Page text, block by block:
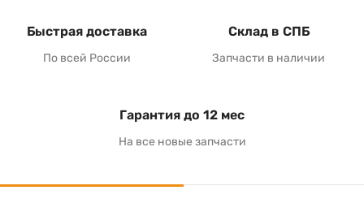
Быстрая доставка
По всей России
Склад в СПБ
Запчасти в наличии
Гарантия до 12 мес
На все новые запчасти